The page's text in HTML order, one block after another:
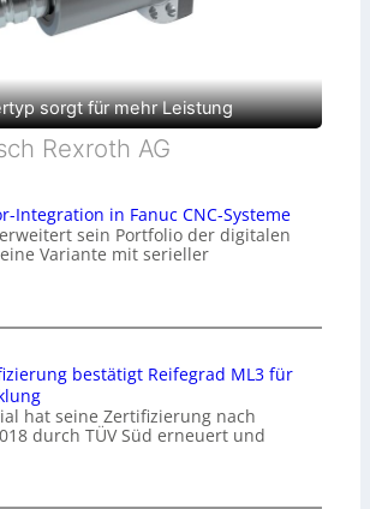
sorgt für mehr Leistung
Rexroth AG
Integration in Fanuc CNC-Systeme
sein Portfolio der digitalen
Variante mit serieller
bestätigt Reifegrad ML3 für
hat seine Zertifizierung nach
durch TÜV Süd erneuert und